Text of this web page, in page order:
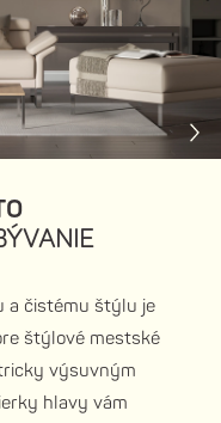
a čistému štýlu je
štýlové mestské
výsuvným
hlavy vám